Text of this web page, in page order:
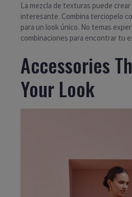
La mezcla de texturas puede
interesante. Combina terciopelo
para un look único. No temas
combinaciones para encontrar tu
Accessories
Your Look